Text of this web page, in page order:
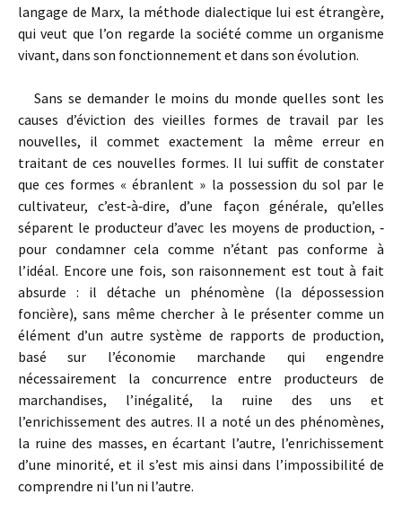
langage de Marx, la méthode dialectique lui est étrangère,
qui veut que l’on regarde la société comme un organisme
vivant, dans son fonctionnement et dans son évolution.
Sans se demander le moins du monde quelles sont les
causes d’éviction des vieilles formes de travail par les
nouvelles, il commet exactement la même erreur en
traitant de ces nouvelles formes. Il lui suffit de constater
que ces formes « ébranlent » la possession du sol par le
cultivateur, c’est‑à‑dire, d’une façon générale, qu’elles
séparent le producteur d’avec les moyens de production, ‑
pour condamner cela comme n’étant pas conforme à
l’idéal. Encore une fois, son raisonnement est tout à fait
absurde : il détache un phénomène (la dépossession
foncière), sans même chercher à le présenter comme un
élément d’un autre système de rapports de production,
basé sur l’économie marchande qui engendre
nécessairement la concurrence entre producteurs de
marchandises, l’inégalité, la ruine des uns et
l’enrichissement des autres. Il a noté un des phénomènes,
la ruine des masses, en écartant l’autre, l’enrichissement
d’une minorité, et il s’est mis ainsi dans l’impossibilité de
comprendre ni l’un ni l’autre.